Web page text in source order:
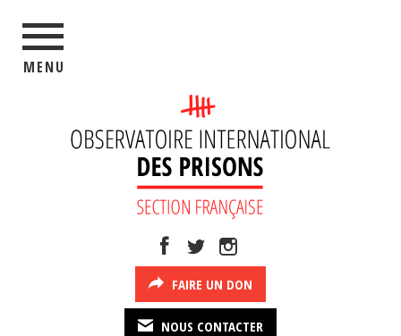
MENU
FAIRE UN DON
NOUS CONTACTER